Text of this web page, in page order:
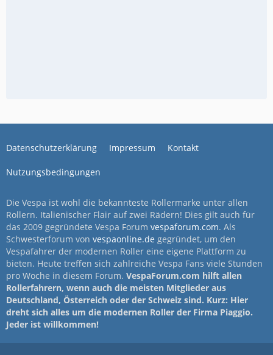
Datenschutzerklärung Impressum Kontakt
Nutzungsbedingungen
Die Vespa ist wohl die bekannteste Rollermarke unter allen
Rollern. Italienischer Flair auf zwei Rädern! Dies gilt auch für
das 2009 gegründete Vespa Forum vespaforum.com. Als
Schwesterforum von vespaonline.de gegründet, um den
Vespafahrer der modernen Roller eine eigene Plattform zu
bieten. Heute treffen sich zahlreiche Vespa Fans viele Stunden
pro Woche in diesem Forum. VespaForum.com hilft allen
Rollerfahrern, wenn auch die meisten Mitglieder aus
Deutschland, Österreich oder der Schweiz sind. Kurz: Hier
dreht sich alles um die modernen Roller der Firma Piaggio.
Jeder ist willkommen!